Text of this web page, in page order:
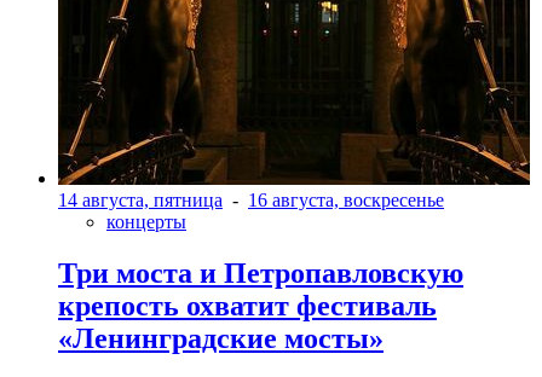
14 августа, пятница - 16 августа, воскресенье
концерты
Три моста и Петропавловскую
крепость охватит фестиваль
«Ленинградские мосты»